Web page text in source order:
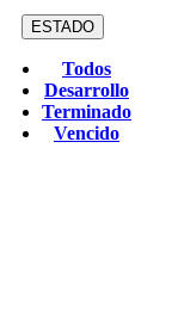
ESTADO
Todos
Desarrollo
Terminado
Vencido